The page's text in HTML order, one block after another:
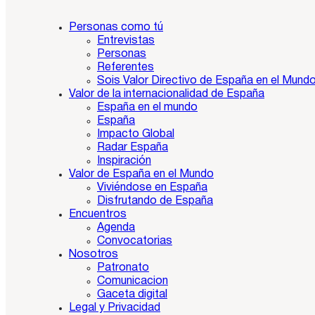
Personas como tú
Entrevistas
Personas
Referentes
Sois Valor Directivo de España en el
Valor de la internacionalidad de España
España en el mundo
España
Impacto Global
Radar España
Inspiración
Valor de España en el Mundo
Viviéndose en España
Disfrutando de España
Encuentros
Agenda
Convocatorias
Nosotros
Patronato
Comunicacion
Gaceta digital
Legal y Privacidad